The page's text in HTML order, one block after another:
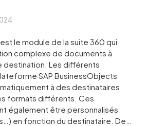
le module de la suite 360 qui
complexe de documents à
destination. Les différents
SAP BusinessObjects
à des destinataires
formats différents. Ces
également être personnalisés
en fonction du destinataire. De…